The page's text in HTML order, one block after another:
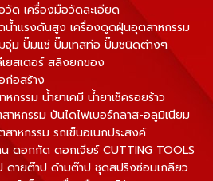
วัด เครื่องมือวัดละเอียด
น้ำแรงดันสูง เครื่องดูดฝุ่นอุตสาหกรรม
จุ่ม ปั๊มแช่ ปั๊มเทสท่อ ปั๊มชนิดต่างๆ
ยสเตอร์ สลิงยกของ
ก่อสร้าง
หกรรม น้ำยาเคมี น้ำยาเช็ครอยร้าว
าหกรรม บันไดไฟเบอร์กลาส-อลูมิเนียม
สาหกรรม รถเข็นอเนกประสงค์
ดอกกัด ดอกเจียร์ CUTTING TOOLS
ดายต๊าป ด้ามต๊าป ชุดสปริงซ่อมเกลียว